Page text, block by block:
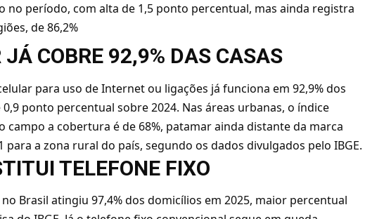
no período, com alta de 1,5 ponto percentual, mas ainda registra
de 86,2%
JÁ COBRE 92,9% DAS CASAS
para uso de Internet ou ligações já funciona em 92,9% dos
ponto percentual sobre 2024. Nas áreas urbanas, o índice
campo a cobertura é de 68%, patamar ainda distante da marca
a zona rural do país, segundo os dados divulgados pelo IBGE.
TELEFONE FIXO
Brasil atingiu 97,4% dos domicílios em 2025, maior percentual